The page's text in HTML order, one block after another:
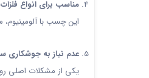
مناسب برای انواع فلزات
این چسب با
عدم نیاز به جوشکاری
یکی از مشکلات اصلی